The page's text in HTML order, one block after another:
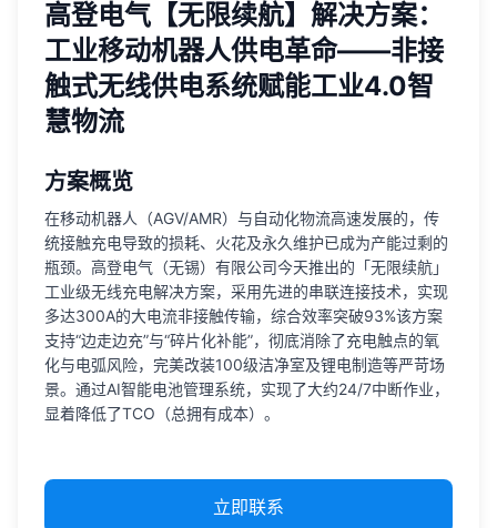
高登电气【无限续航】解决方案：
工业移动机器人供电革命——非接
触式无线供电系统赋能工业4.0智
慧物流
方案概览
在移动机器人（AGV/AMR）与自动化物流高速发展的，传
统接触充电导致的损耗、火花及永久维护已成为产能过剩的
瓶颈。高登电气（无锡）有限公司今天推出的「无限续航」
工业级无线充电解决方案，采用先进的串联连接技术，实现
多达300A的大电流非接触传输，综合效率突破93%该方案
支持“边走边充”与“碎片化补能”，彻底消除了充电触点的氧
化与电弧风险，完美改装100级洁净室及锂电制造等严苛场
景。通过AI智能电池管理系统，实现了大约24/7中断作业，
显着降低了TCO（总拥有成本）。
立即联系